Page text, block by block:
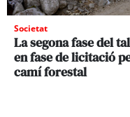
Societat
La segona fase del
en fase de licitació
camí forestal